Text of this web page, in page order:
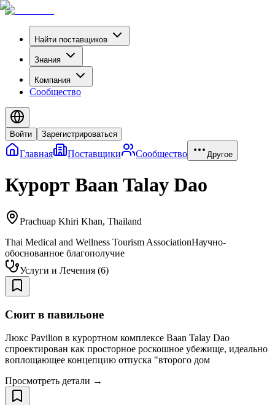
Найти поставщиков
Знания
Компания
Сообщество
Войти Зарегистрироваться
Главная Поставщики Сообщество Другое
Курорт Baan Talay Dao
Prachuap Khiri Khan, Thailand
Thai Medical and Wellness Tourism AssociationНаучно-
обоснованное благополучие
Услуги и Лечения (6)
Сюит в павильоне
Люкс Pavilion в курортном комплексе Baan Talay Dao
спроектирован как просторное роскошное убежище, идеально
воплощающее концепцию отпуска "второго дом
Просмотреть детали →